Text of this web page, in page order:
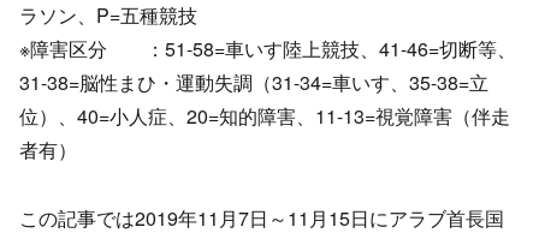
ラソン、P=五種競技
※障害区分 ：51-58=車いす陸上競技、41-46=切断等、
31-38=脳性まひ・運動失調（31-34=車いす、35-38=立
位）、40=小人症、20=知的障害、11-13=視覚障害（伴走
者有）
この記事では2019年11月7日～11月15日にアラブ首長国